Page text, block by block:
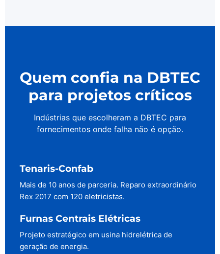
Quem confia na DBTEC
para projetos críticos
Indústrias que escolheram a DBTEC para
fornecimentos onde falha não é opção.
Tenaris-Confab
Mais de 10 anos de parceria. Reparo extraordinário
Rex 2017 com 120 eletricistas.
Furnas Centrais Elétricas
Projeto estratégico em usina hidrelétrica de
geração de energia.